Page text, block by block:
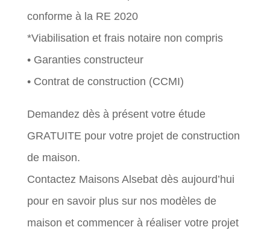
conforme à la RE 2020
*Viabilisation et frais notaire non compris
• Garanties constructeur
• Contrat de construction (CCMI)
Demandez dès à présent votre étude
GRATUITE pour votre projet de construction
de maison.
Contactez Maisons Alsebat dès aujourd’hui
pour en savoir plus sur nos modèles de
maison et commencer à réaliser votre projet